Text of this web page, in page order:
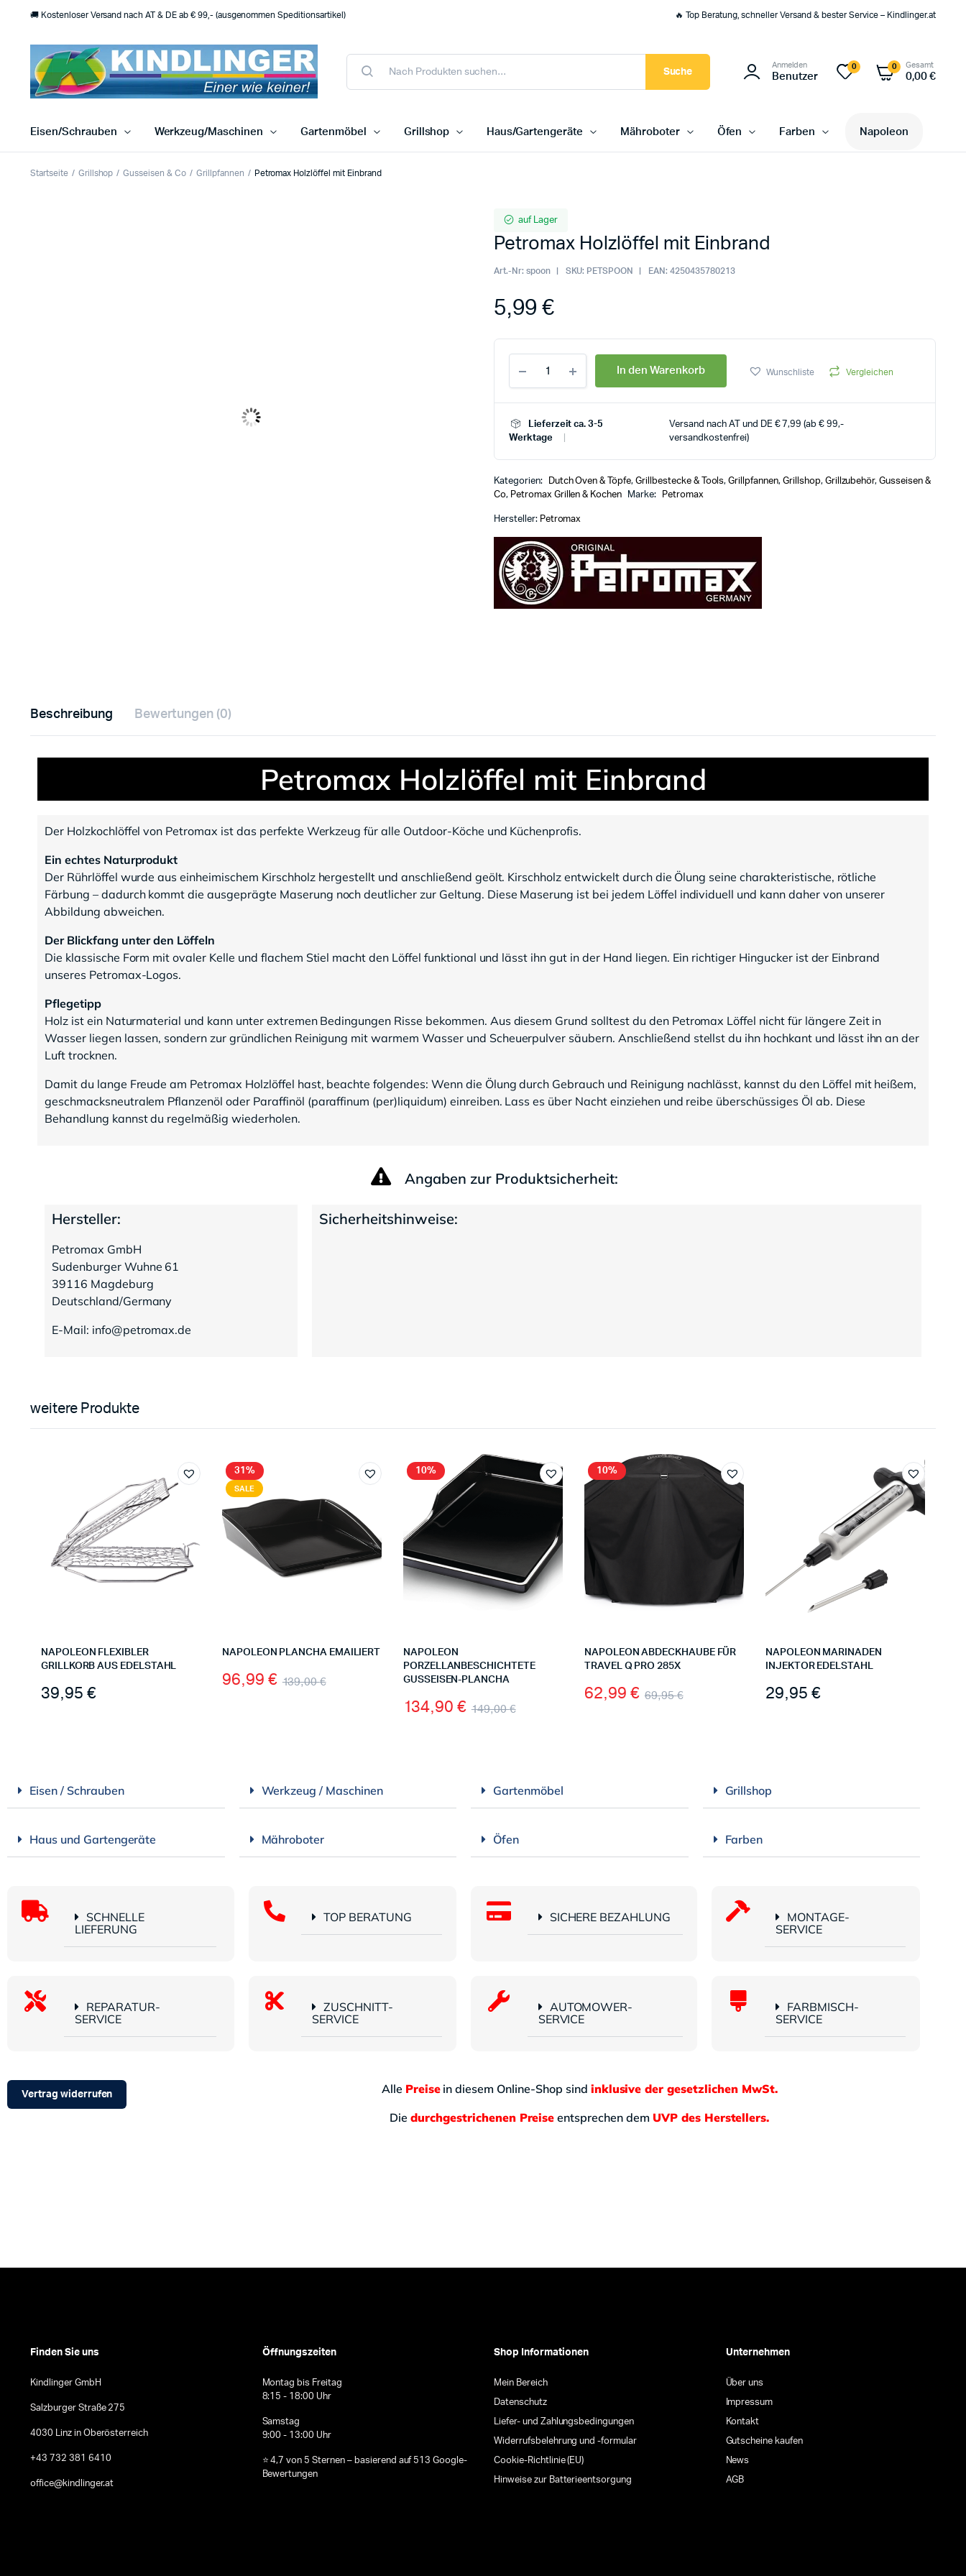
🚚 Kostenloser Versand nach AT & DE ab € 99,- (ausgenommen Speditionsartikel) 🔥 Top Beratung, schneller Versand & bester Service – Kindlinger.at
Suche
Anmelden
Benutzer
0 0 Gesamt
0,00€
Eisen/Schrauben Werkzeug/Maschinen Gartenmöbel Grillshop Haus/Gartengeräte Mähroboter Öfen Farben Napoleon
Startseite Grillshop Gusseisen & Co Grillpfannen Petromax Holzlöffel mit Einbrand
auf Lager
Petromax Holzlöffel mit Einbrand
Art.-Nr: spoon SKU: PETSPOON EAN: 4250435780213
5,99€
In den Warenkorb Wunschliste Vergleichen
Lieferzeit ca. 3-5
Werktage
Versand nach AT und DE € 7,99 (ab € 99,-
versandkostenfrei)
Kategorien: Dutch Oven & Töpfe,Grillbestecke & Tools,Grillpfannen, Grillshop, Grillzubehör,Gusseisen &
Co, Petromax Grillen & Kochen Marke: Petromax
Hersteller: Petromax
Beschreibung Bewertungen (0)
Petromax Holzlöffel mit Einbrand
Der Holzkochlöffel von Petromax ist das perfekte Werkzeug für alle Outdoor-Köche und Küchenprofis.
Ein echtes Naturprodukt
Der Rührlöffel wurde aus einheimischem Kirschholz hergestellt und anschließend geölt. Kirschholz entwickelt durch die Ölung seine charakteristische, rötliche
Färbung – dadurch kommt die ausgeprägte Maserung noch deutlicher zur Geltung. Diese Maserung ist bei jedem Löffel individuell und kann daher von unserer
Abbildung abweichen.
Der Blickfang unter den Löffeln
Die klassische Form mit ovaler Kelle und flachem Stiel macht den Löffel funktional und lässt ihn gut in der Hand liegen. Ein richtiger Hingucker ist der Einbrand
unseres Petromax-Logos.
Pflegetipp
Holz ist ein Naturmaterial und kann unter extremen Bedingungen Risse bekommen. Aus diesem Grund solltest du den Petromax Löffel nicht für längere Zeit in
Wasser liegen lassen, sondern zur gründlichen Reinigung mit warmem Wasser und Scheuerpulver säubern. Anschließend stellst du ihn hochkant und lässt ihn an der
Luft trocknen.
Damit du lange Freude am Petromax Holzlöffel hast, beachte folgendes: Wenn die Ölung durch Gebrauch und Reinigung nachlässt, kannst du den Löffel mit heißem,
geschmacksneutralem Pflanzenöl oder Paraffinöl (paraffinum (per)liquidum) einreiben. Lass es über Nacht einziehen und reibe überschüssiges Öl ab. Diese
Behandlung kannst du regelmäßig wiederholen.
Angaben zur Produktsicherheit:
Hersteller:
Petromax GmbH
Sudenburger Wuhne 61
39116 Magdeburg
Deutschland/Germany
E-Mail: info@petromax.de
Sicherheitshinweise:
weitere Produkte
NAPOLEON FLEXIBLER
GRILLKORB AUS EDELSTAHL
39,95 €
31%
SALE
NAPOLEON PLANCHA EMAILIERT
139,00€
96,99 €
10%
NAPOLEON
PORZELLANBESCHICHTETE
GUSSEISEN-PLANCHA
149,00€
134,90 €
10%
NAPOLEON ABDECKHAUBE FÜR
TRAVEL Q PRO 285X
69,95€
62,99 €
NAPOLEON MARINADEN
INJEKTOR EDELSTAHL
29,95 €
Eisen / Schrauben
Haus und Gartengeräte
Werkzeug / Maschinen
Mähroboter
Gartenmöbel
Öfen
Grillshop
Farben
SCHNELLE
LIEFERUNG
TOP BERATUNG SICHERE BEZAHLUNG
MONTAGE-
SERVICE
REPARATUR-
SERVICE
ZUSCHNITT-
SERVICE
AUTOMOWER-
SERVICE
FARBMISCH-
SERVICE
Vertrag widerrufen Alle Preisein diesem Online-Shop sind inklusive der gesetzlichen MwSt.
Diedurchgestrichenen Preise entsprechen dem UVP des Herstellers.
Finden Sie uns
Kindlinger GmbH
Salzburger Straße 275
4030 Linz in Oberösterreich
+43 732 381 6410
office@kindlinger.at
Öffnungszeiten
Montag bis Freitag
8:15 - 18:00 Uhr
Samstag
9:00 - 13:00 Uhr
⭐ 4,7 von 5 Sternen – basierend auf 513 Google-
Bewertungen
Shop Informationen
Mein Bereich
Datenschutz
Liefer- und Zahlungsbedingungen
Widerrufsbelehrung und -formular
Cookie-Richtlinie (EU)
Hinweise zur Batterieentsorgung
Unternehmen
Über uns
Impressum
Kontakt
Gutscheine kaufen
News
AGB